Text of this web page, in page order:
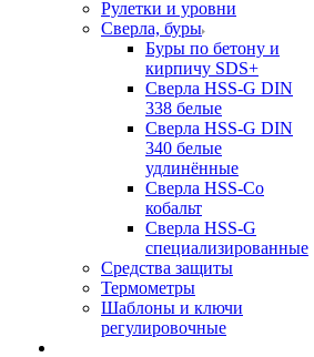
Рулетки и уровни
Сверла, буры
Буры по бетону и
кирпичу SDS+
Сверла HSS-G DIN
338 белые
Сверла HSS-G DIN
340 белые
удлинённые
Сверла HSS-Co
кобальт
Сверла HSS-G
специализированные
Средства защиты
Термометры
Шаблоны и ключи
регулировочные